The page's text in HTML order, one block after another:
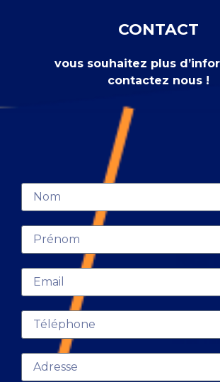
CONTACT
vous souhaitez plus
contactez nous !